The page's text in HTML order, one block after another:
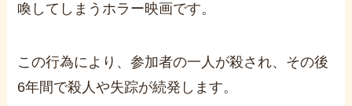
喚してしまうホラー映画です。
この行為により、参加者の一人が殺され、その後
6年間で殺人や失踪が続発します。